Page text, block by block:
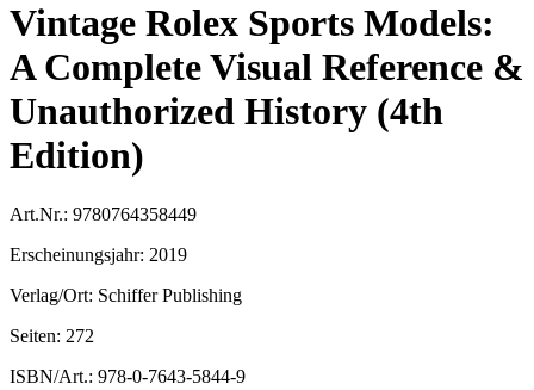
Vintage Rolex Sports Models:
A Complete Visual Reference &
Unauthorized History (4th
Edition)
Art.Nr.: 9780764358449
Erscheinungsjahr: 2019
Verlag/Ort: Schiffer Publishing
Seiten: 272
ISBN/Art.: 978-0-7643-5844-9